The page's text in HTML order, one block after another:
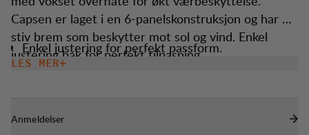
Capsen er laget i en 6-panelskonstruksjon og har en
stiv brem som beskytter mot sol og vind. Enkel
justering bak for perfekt tilpasning.
Enkel justering for perfekt passform.
LES MER
Anmeldelser